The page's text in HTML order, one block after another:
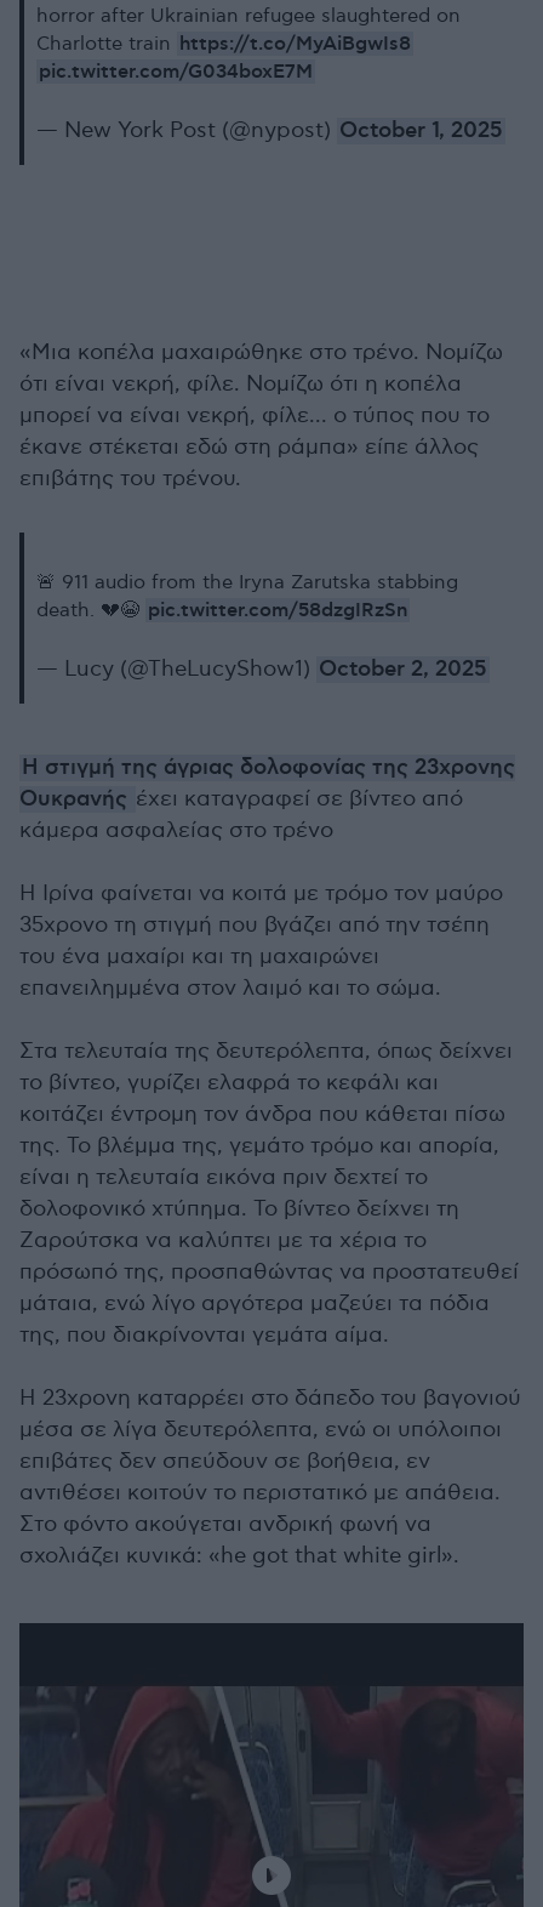
horror after Ukrainian refugee slaughtered on
Charlotte train https://t.co/MyAiBgwIs8
pic.twitter.com/G034boxE7M
— New York Post (@nypost) October 1, 2025
«Μια κοπέλα μαχαιρώθηκε στο τρένο. Νομίζω
ότι είναι νεκρή, φίλε. Νομίζω ότι η κοπέλα
μπορεί να είναι νεκρή, φίλε... ο τύπος που το
έκανε στέκεται εδώ στη ράμπα» είπε άλλος
επιβάτης του τρένου.
🚨 911 audio from the Iryna Zarutska stabbing
death. 💔😭 pic.twitter.com/58dzgIRzSn
— Lucy (@TheLucyShow1) October 2, 2025
Η στιγμή της άγριας δολοφονίας της 23χρονης
Ουκρανής έχει καταγραφεί σε βίντεο από
κάμερα ασφαλείας στο τρένο
Η Ιρίνα φαίνεται να κοιτά με τρόμο τον μαύρο
35χρονο τη στιγμή που βγάζει από την τσέπη
του ένα μαχαίρι και τη μαχαιρώνει
επανειλημμένα στον λαιμό και το σώμα.
Στα τελευταία της δευτερόλεπτα, όπως δείχνει
το βίντεο, γυρίζει ελαφρά το κεφάλι και
κοιτάζει έντρομη τον άνδρα που κάθεται πίσω
της. Το βλέμμα της, γεμάτο τρόμο και απορία,
είναι η τελευταία εικόνα πριν δεχτεί το
δολοφονικό χτύπημα. Το βίντεο δείχνει τη
Ζαρούτσκα να καλύπτει με τα χέρια το
πρόσωπό της, προσπαθώντας να προστατευθεί
μάταια, ενώ λίγο αργότερα μαζεύει τα πόδια
της, που διακρίνονται γεμάτα αίμα.
Η 23χρονη καταρρέει στο δάπεδο του βαγονιού
μέσα σε λίγα δευτερόλεπτα, ενώ οι υπόλοιποι
επιβάτες δεν σπεύδουν σε βοήθεια, εν
αντιθέσει κοιτούν το περιστατικό με απάθεια.
Στο φόντο ακούγεται ανδρική φωνή να
σχολιάζει κυνικά: «he got that white girl».